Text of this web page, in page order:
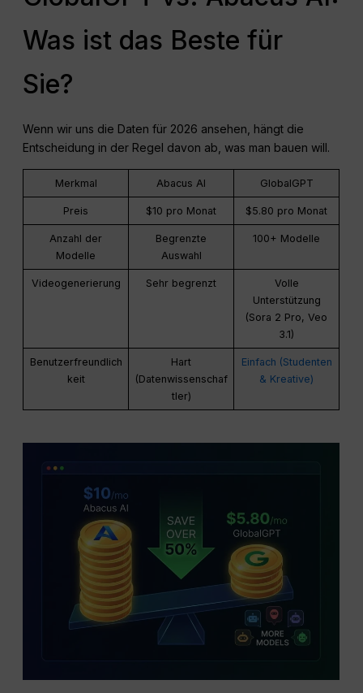
Was ist das Beste für
Sie?
Wenn wir uns die Daten für 2026 ansehen, hängt die
Entscheidung in der Regel davon ab, was man bauen will.
Merkmal Abacus AI GlobalGPT
Preis $10 pro Monat $5.80 pro Monat
Anzahl der
Modelle
Begrenzte
Auswahl
100+ Modelle
Videogenerierung Sehr begrenzt
Volle
Unterstützung
(Sora 2 Pro, Veo
3.1)
Benutzerfreundlich
keit
Hart
(Datenwissenschaf
tler)
Einfach (Studenten
& Kreative)